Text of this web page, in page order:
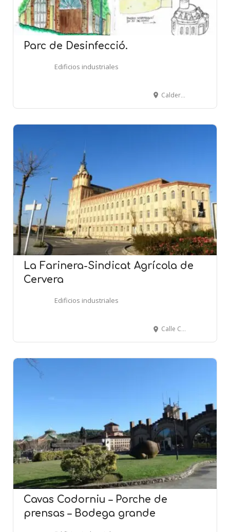
Parc de Desinfecció.
Edificios industriales
Calderón de La Barca, 4 - Carretera d'Olesa, 82 - TERRASSA
La Farinera-Sindicat Agrícola de
Cervera
Edificios industriales
Calle Castellnou - Av. dels Pirineus - CERVERA
Cavas Codorniu – Porche de
prensas – Bodega grande